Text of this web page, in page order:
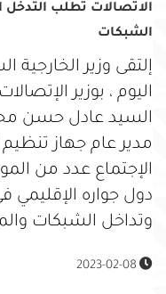
الاتصالات تطلب
الشبكات
إلتقى وزير
اليوم ، بوزير
السيد عادل حسن
مدير عام جهاز تنظيم
الإجتماع عدد من
دول جواره الإقليمي
وتداخل الشبكات